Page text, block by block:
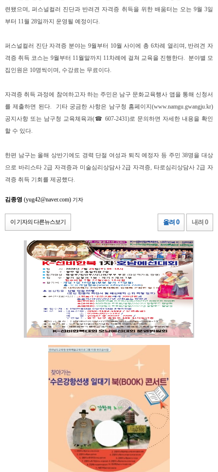
련됐으며,퍼스널컬러 진단과 반려견 자격증 취득을 위한 배움터는 오는 9월3일
부터 11월 28일까지 운영될 예정이다.
퍼스널컬러 진단 자격증 분야는 9월부터 10월 사이에 총 6차례 열리며, 반려견 자
격증 취득 코스는 9월부터 11월말까지 11차례에 걸쳐 교육을 진행한다. 분야별 모
집인원은 10명씩이며, 수강료는 무료이다.
자격증 취득 과정에 참여하고자 하는 주민은 남구 문화교육행사 앱을 통해 신청서
를 제출하면 된다. 기타 궁금한 사항은 남구청 홈페이지 (www.namgu.gwangju.kr)
공지사항 또는 남구청 교육체육과(☎ 607-2431)로 문의하면 자세한 내용을 확인
할 수 있다.
한편 남구는 올해 상반기에도 경력 단절 여성과 퇴직 예정자 등 주민38명을 대상
으로 바리스타 2급 자격증과 미술심리상담사2급 자격증, 타로심리상담사2급 자
격증 취득 기회를 제공했다.
김종영 (yug42@naver.com) 기자
이 기자의 다른뉴스보기 올려 0 내려 0